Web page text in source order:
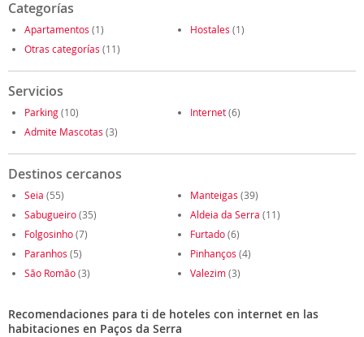
Categorías
Apartamentos (1) Hostales (1)
Otras categorías (11)
Servicios
Parking(10) Internet(6)
Admite Mascotas (3)
Destinos cercanos
Seia (55) Manteigas (39)
Sabugueiro(35) Aldeia da Serra (11)
Folgosinho(7) Furtado(6)
Paranhos (5) Pinhanços (4)
São Romão(3) Valezim(3)
Recomendaciones para ti de hoteles con internet en las
habitaciones en Paços da Serra